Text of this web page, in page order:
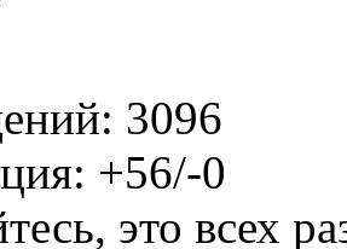
3096
+56/-0
это всех